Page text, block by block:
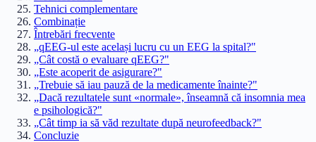
Tehnici complementare
Combinație
Întrebări frecvente
„qEEG-ul este același lucru cu un EEG la spital?"
„Cât costă o evaluare qEEG?"
„Este acoperit de asigurare?"
„Trebuie să iau pauză de la medicamente înainte?"
„Dacă rezultatele sunt «normale», înseamnă că insomnia mea
e psihologică?"
„Cât timp ia să văd rezultate după neurofeedback?"
Concluzie